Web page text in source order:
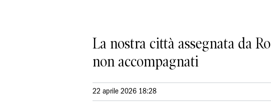
La nostra città assegnata da
non accompagnati
22 aprile 2026 18:28